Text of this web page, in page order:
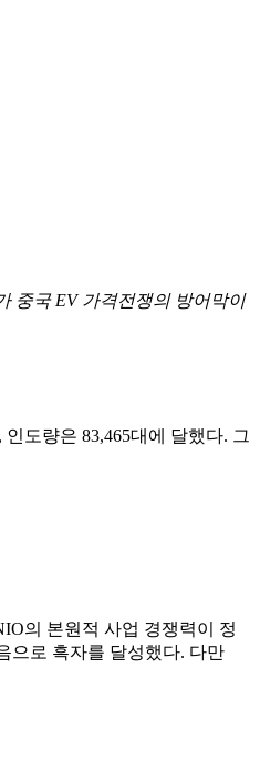
중국 EV 가격전쟁의 방어막이
도량은 83,465대에 달했다. 그
의 본원적 사업 경쟁력이 정
으로 흑자를 달성했다. 다만